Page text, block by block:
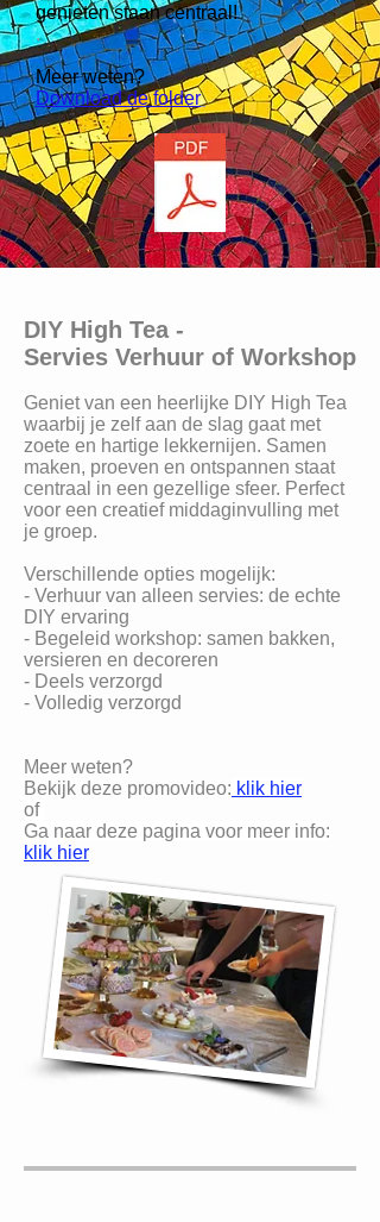
genieten staan centraal!
.
Meer weten?
Download de folder
DIY High Tea -
Servies Verhuur of Workshop
Geniet van een heerlijke DIY High Tea
waarbij je zelf aan de slag gaat met
zoete en hartige lekkernijen. Samen
maken, proeven en ontspannen staat
centraal in een gezellige sfeer. Perfect
voor een creatief middaginvulling met
je groep.
Verschillende opties mogelijk:
- Verhuur van alleen servies: de echte
DIY ervaring
- Begeleid workshop: samen bakken,
versieren en decoreren
- Deels verzorgd
- Volledig verzorgd
Meer weten?
Bekijk deze promovideo: klik hier
of
Ga naar deze pagina voor meer info:
klik hier